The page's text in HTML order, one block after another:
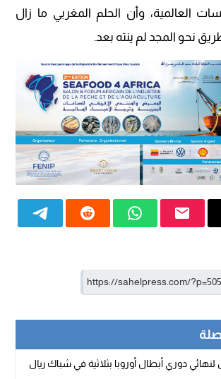
العالمية، وأن الحلم المغربي ما زال
نحو المجد لم ينته بعد.